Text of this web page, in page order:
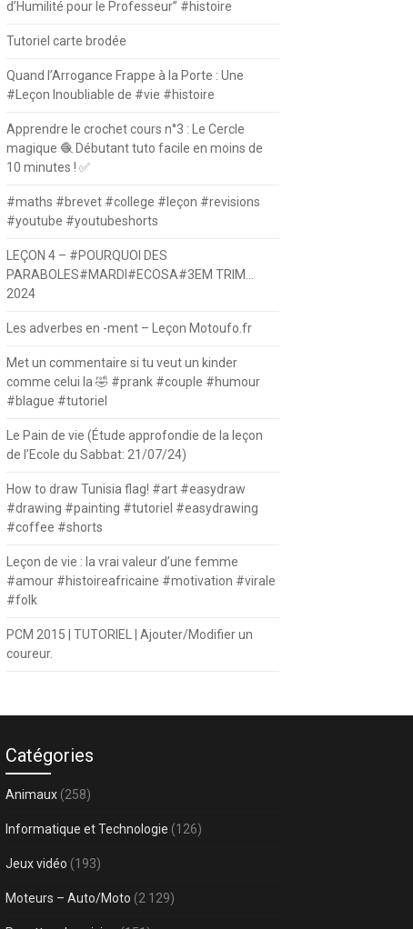
d’Humilité pour le Professeur” #histoire
Tutoriel carte brodée
Quand l’Arrogance Frappe à la Porte : Une
#Leçon Inoubliable de #vie #histoire
Apprendre le crochet cours n°3 : Le Cercle
magique 🧶 Débutant tuto facile en moins de
10 minutes ! ✅
#maths #brevet #college #leçon #revisions
#youtube #youtubeshorts
LEÇON 4 – #POURQUOI DES
PARABOLES#MARDI#ECOSA#3EM TRIM…
2024
Les adverbes en -ment – Leçon Motoufo.fr
Met un commentaire si tu veut un kinder
comme celui la 🤣 #prank #couple #humour
#blague #tutoriel
Le Pain de vie (Étude approfondie de la leçon
de l’Ecole du Sabbat: 21/07/24)
How to draw Tunisia flag! #art #easydraw
#drawing #painting #tutoriel #easydrawing
#coffee #shorts
Leçon de vie : la vrai valeur d’une femme
#amour #histoireafricaine #motivation #virale
#folk
PCM 2015 | TUTORIEL | Ajouter/Modifier un
coureur.
Catégories
Animaux (258)
Informatique et Technologie (126)
Jeux vidéo (193)
Moteurs – Auto/Moto (2 129)